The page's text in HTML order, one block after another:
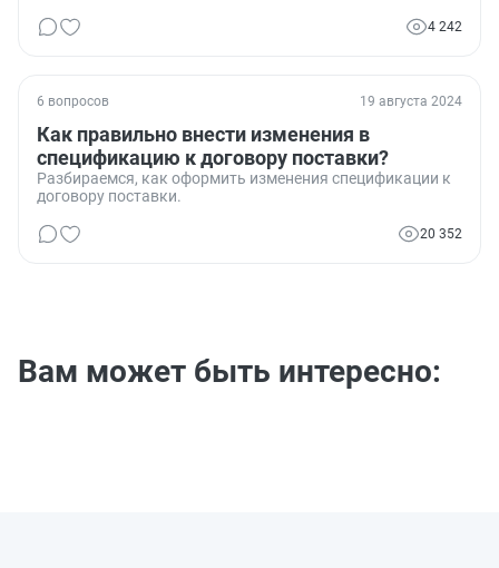
4 242
6 вопросов 19 августа 2024
Как правильно внести изменения в
спецификацию к договору поставки?
Разбираемся, как оформить изменения спецификации к
договору поставки.
20 352
Вам может быть интересно: